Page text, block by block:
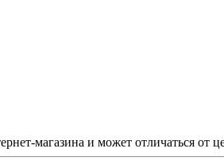
магазина и может отличаться от